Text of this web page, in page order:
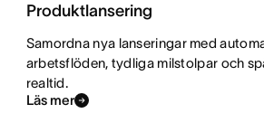
Produktlansering
Samordna nya lanseringar med
arbetsflöden, tydliga milstolpar och
realtid.
Läs mer